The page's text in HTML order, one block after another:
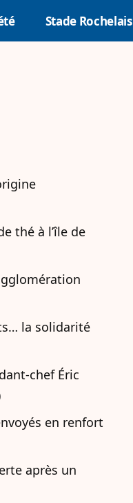
Stade Rochelais
thé à l’île de
la solidarité
chef Éric
en renfort
après un